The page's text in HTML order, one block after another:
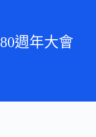
週年大會